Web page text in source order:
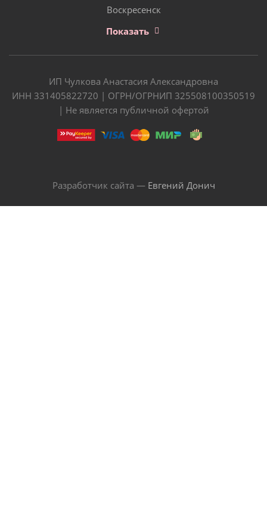
Воскресенск
Показать
ИП Чулкова Анастасия Александровна
ИНН 331405822720 | ОГРН/ОГРНИП 325508100350519
| Не является публичной офертой
Разработчик сайта — Евгений Донич